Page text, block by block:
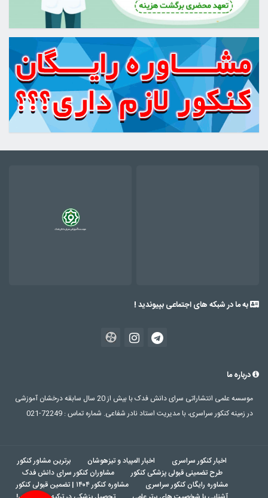
به ما در شبکه های اجتماعی بپیوندید !
درباره ما
موسسه علمی انتشاراتی سرای دانش فدک با بیش از 20 سال سابقه درخشان آموزشی
در زمینه کنکور سراسری، با مدیریت استاد نادر شفاعی. شماره تماس : 72249-021
اخبار کنکور سراسری اخبار المپیاد و تیزهوشان
برترین مشاور کنکور
طرح تضمینی قبولی پزشکی کنکور
مشاوران کنکور سرای دانش فدک
مشاوره رایگان کنکور سراسری
مشاوره کنکور ۱۴۰۴ | تضمین قبولی کنکور